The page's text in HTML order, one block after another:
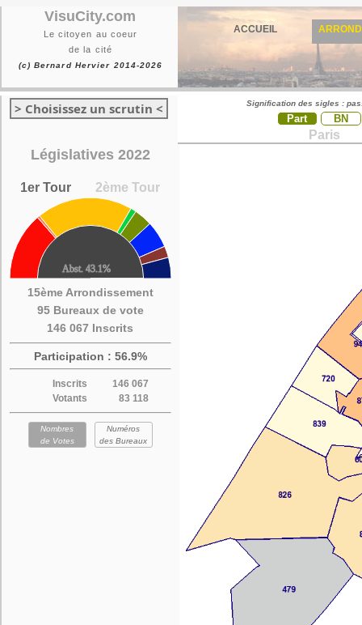
VisuCity.com
Le citoyen au coeur
de la cité
(c) Bernard Hervier 2014-2026
ACCUEIL
> Choisissez un scrutin <
Législatives 2022
1er Tour 2ème Tour
15ème Arrondissement
95 Bureaux de vote
146 067 Inscrits
Participation : 56.9%
Inscrits
146 067
Votants
83 118
Nombres
de Votes
Numéros
des Bureaux
Signification des sigles :
Part BN
Paris